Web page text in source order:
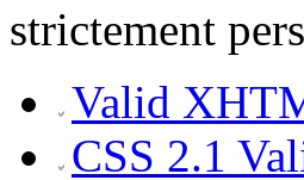
strictement
Valid
CSS 2.1